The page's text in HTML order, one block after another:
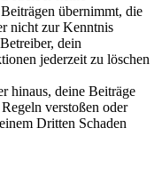
übernimmt, die
nicht zur Kenntnis
dein
jederzeit zu löschen
hinaus, deine Beiträge
verstoßen oder
Dritten Schaden